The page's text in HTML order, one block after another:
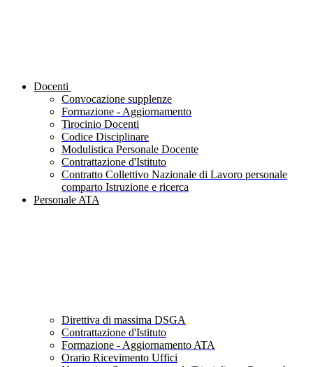
Docenti
Convocazione supplenze
Formazione - Aggiornamento
Tirocinio Docenti
Codice Disciplinare
Modulistica Personale Docente
Contrattazione d'Istituto
Contratto Collettivo Nazionale di Lavoro personale
comparto Istruzione e ricerca
Personale ATA
Direttiva di massima DSGA
Contrattazione d'Istituto
Formazione - Aggiornamento ATA
Orario Ricevimento Uffici